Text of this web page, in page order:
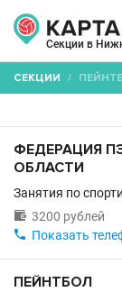
Секции в
СЕКЦИИ /
ФЕДЕРАЦИЯ
ОБЛАСТИ
Занятия по
 3200 рублей
 Показать
ПЕЙНТБОЛ